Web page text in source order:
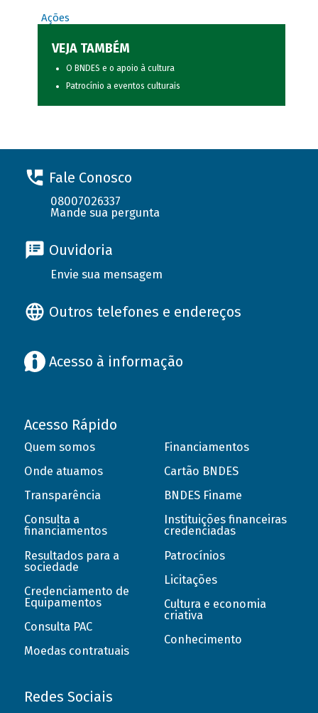
Ações
VEJA TAMBÉM
O BNDES e o apoio à cultura
Patrocínio a eventos culturais
Fale Conosco
08007026337
Mande sua pergunta
Ouvidoria
Envie sua mensagem
Outros telefones e endereços
Acesso à informação
Acesso Rápido
Quem somos
Onde atuamos
Transparência
Consulta a
financiamentos
Resultados para a
sociedade
Credenciamento de
Equipamentos
Consulta PAC
Moedas contratuais
Financiamentos
Cartão BNDES
BNDES Finame
Instituições financeiras
credenciadas
Patrocínios
Licitações
Cultura e economia
criativa
Conhecimento
Redes Sociais